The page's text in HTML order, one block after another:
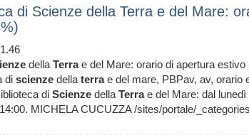
di Scienze della Terra e del Mare:
della Terrae del Mare: orario di apertura
di scienze della terrae del mare, PBPav, av, orario
di Scienze della Terrae del Mare: dal lunedì
MICHELA CUCUZZA /sites/portale/